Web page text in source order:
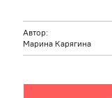
Автор:
Марина Карягина